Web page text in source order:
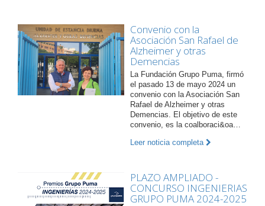
Convenio con la
Asociación San Rafael de
Alzheimer y otras
Demencias
La Fundación Grupo Puma, firmó
el pasado 13 de mayo 2024 un
convenio con la Asociación San
Rafael de Alzheimer y otras
Demencias. El objetivo de este
convenio, es la coalboraci&oa…
Leer noticia completa
PLAZO AMPLIADO -
CONCURSO INGENIERIAS
GRUPO PUMA 2024-2025